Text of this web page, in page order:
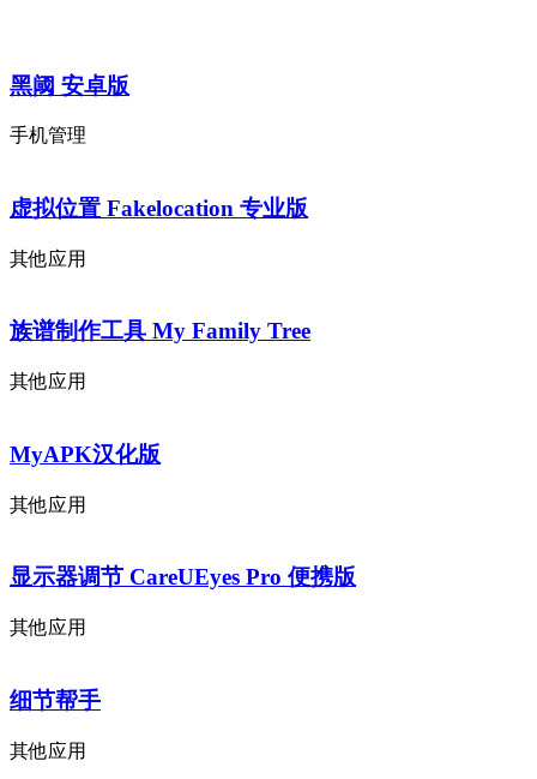
黑阈 安卓版
手机管理
虚拟位置 Fakelocation 专业版
其他应用
族谱制作工具 My Family Tree
其他应用
MyAPK汉化版
其他应用
显示器调节 CareUEyes Pro 便携版
其他应用
细节帮手
其他应用